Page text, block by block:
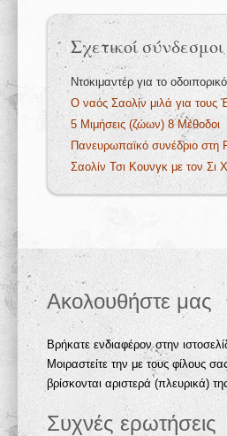
Σχετικοί σύνδεσμοι
Ντοκιμαντέρ για το
Ο ναός Σαολίν μιλά για τους
5 Μιμήσεις (ζώων) 8 Μέθοδοι
Πανευρωπαϊκό συνέδριο στη
Σαολίν Τσι Κουνγκ με τον Σι
Ακολουθήστε μας
Βρήκατε ενδιαφέρον στην
Μοιραστείτε την με τους φίλους
βρίσκονται αριστερά (πλευρικά)
Συχνές ερωτήσεις